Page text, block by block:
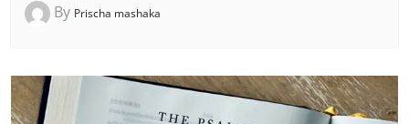
By Prischa mashaka